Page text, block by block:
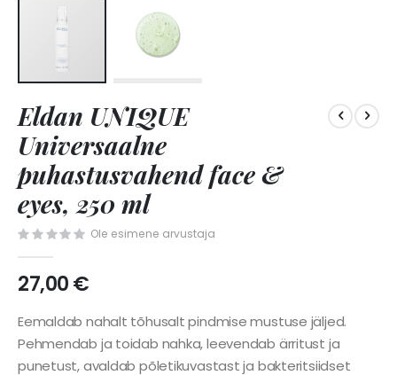
to
the
beginning
of
the
images
gallery
Eldan UNIQUE
Universaalne
puhastusvahend face &
eyes, 250 ml
Ole esimene arvustaja
27,00 €
Eemaldab nahalt tõhusalt pindmise mustuse jäljed.
Pehmendab ja toidab nahka, leevendab ärritust ja
punetust, avaldab põletikuvastast ja bakteritsiidset